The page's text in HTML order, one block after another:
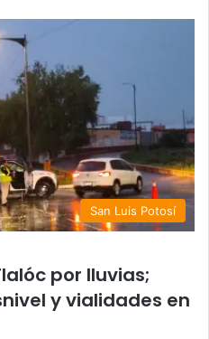
San Luis Potosí
por lluvias;
y vialidades en